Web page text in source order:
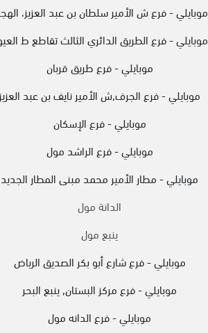
موبايلي - فرع ش الأمير سلطان بن عبد العزيز،
موبايلي - فرع الطريق الدائري الثالث تقاطع ط
موبايلي - فرع طريق قربان
موبايلي - فرع الجرف,ش الأمير نايف بن عبد
موبايلي - فرع الإسكان
موبايلي - فرع الراشد مول
موبايلي - مطار الأمير محمد مبنى المطار الجديد
الدانة مول
ينبع مول
موبايلي - فرع شارع أبو بكر الصديق الرياض
موبايلي - فرع مركز البستان, ينبع البحر
موبايلي - فرع الدانه مول